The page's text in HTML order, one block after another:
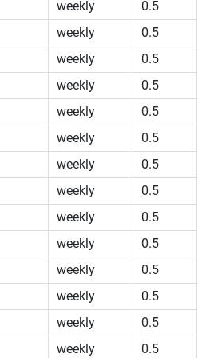
weekly
0.5
weekly
0.5
weekly
0.5
weekly
0.5
weekly
0.5
weekly
0.5
weekly
0.5
weekly
0.5
weekly
0.5
weekly
0.5
weekly
0.5
weekly
0.5
weekly
0.5
weekly 0.5